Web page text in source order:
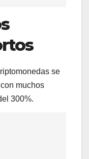
se
muchos
300%.